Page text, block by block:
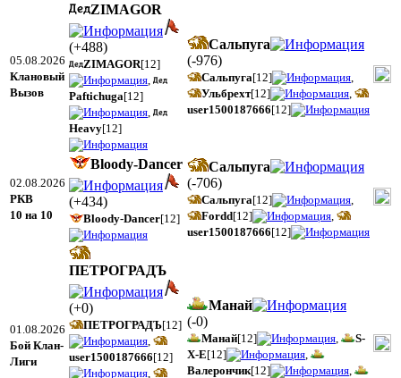
05.08.2026
Клановый
Вызов
ZIMAGOR
(+488)
ZIMAGOR[12]
Paftichuga[12]
Heavy[12]
Сальпуга
(-976)
Сальпуга[12]
Ульбрехт[12]
user1500187666[12]
02.08.2026
РКВ
10 на 10
Bloody-Dancer
(+434)
Bloody-Dancer[12]
Сальпуга
(-706)
Сальпуга[12]
Fordd[12]
user1500187666[12]
01.08.2026
Бой Клан-
Лиги
ПЕТРОГРАДЪ
(+0)
ПЕТРОГРАДЪ[12]
user1500187666[12]
Манай
(-0)
Манай[12]
S-
X-E[12]
Валерончик[12]